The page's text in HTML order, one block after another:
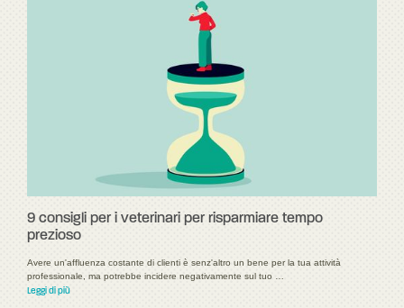
9 consigli per i veterinari per risparmiare tempo
prezioso
Avere un'affluenza costante di clienti è senz'altro un bene per la tua attività
professionale, ma potrebbe incidere negativamente sul tuo …
Leggi di più